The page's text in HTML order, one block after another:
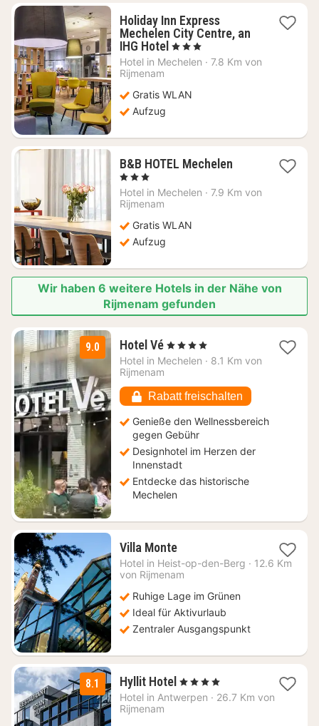
Holiday Inn Express
Mechelen City Centre, an
IHG Hotel 1
Nacht
€
, 3 Sterne
Hotel in Mechelen · 7.8 Km von
Rijmenam
Gratis WLAN
Aufzug
B&B HOTEL Mechelen1
ab
, 3 Sterne
Hotel in Mechelen · 7.9 Km von
Rijmenam
Gratis WLAN
Aufzug
Wir haben 6 weitere Hotels in der Nähe von
Rijmenam gefunden
9.0 Hotel Vé1
Nacht
€
, 4 Sterne
Hotel in Mechelen · 8.1 Km von
Rijmenam
Rabatt freischalten
Genieße den Wellnessbereich
gegen Gebühr
Designhotel im Herzen der
Innenstadt
Entdecke das historische
Mechelen
Villa Monte1
Nacht
ab
€
Hotel in Heist-op-den-Berg · 12.6 Km
von Rijmenam
Ruhige Lage im Grünen
Ideal für Aktivurlaub
Zentraler Ausgangspunkt
8.1 Hyllit Hotel 2
Nächte
ab
, 4 Sterne
Hotel in Antwerpen · 26.7 Km von
Rijmenam